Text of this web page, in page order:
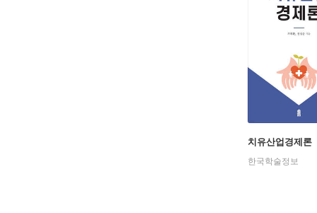
치유산업경제론
한국학술정보